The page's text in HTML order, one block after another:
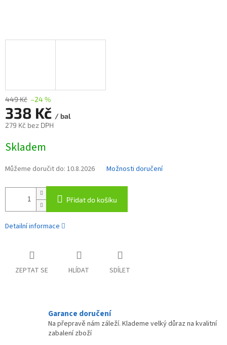
449 Kč –24 %
338 Kč / bal
279 Kč bez DPH
cena:
Skladem
Můžeme doručit do: 10.8.2026 Možnosti doručení
Přidat do košíku
Detailní informace
ZEPTAT SE HLÍDAT SDÍLET
Garance doručení
Na přepravě nám záleží. Klademe velký důraz na kvalitní
zabalení zboží